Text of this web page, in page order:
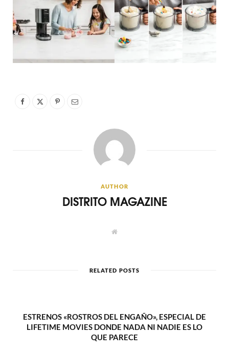
AUTHOR
DISTRITO MAGAZINE
W
e
RELATED POSTS
ESTRENOS «ROSTROS DEL ENGAÑO», ESPECIAL DE
LIFETIME MOVIES DONDE NADA NI NADIE ES LO
QUE PARECE